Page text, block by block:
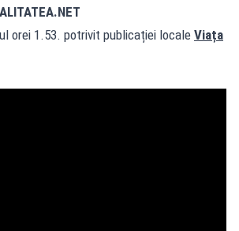
orei 1.53. potrivit publicației locale Viața